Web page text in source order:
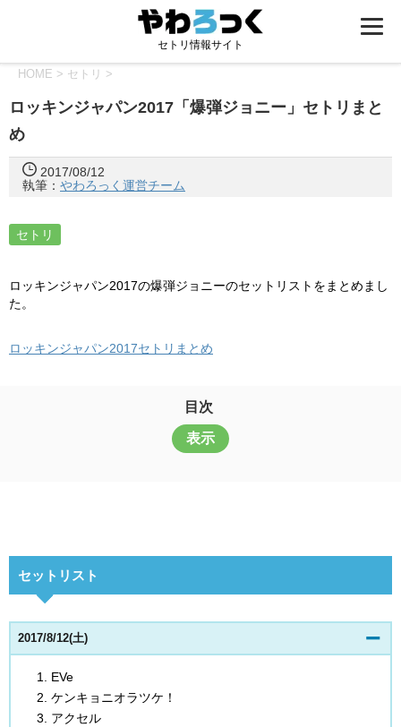
セトリ情報サイト
HOME > セトリ >
ロッキンジャパン2017「爆弾ジョニー」セトリまと
め
2017/08/12
執筆： やわろっく運営チーム
セトリ
ロッキンジャパン2017の爆弾ジョニーのセットリストをまとめまし
た。
ロッキンジャパン2017セトリまとめ
目次
表示
セットリスト
2017/8/12(土)
EVe
ケンキョニオラツケ！
アクセル